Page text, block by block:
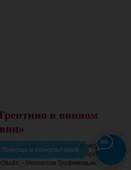
Помощь и консультация
в винном
прошел дегустационный вечер вин из
Альто Адидже с сомелье и бренд-
– Михаилом Трофимовым.